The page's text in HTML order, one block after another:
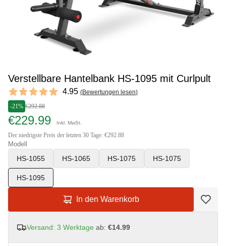
Verstellbare Hantelbank HS-1095 mit Curlpult
Reviews
4.95 out of 5 stars 4.95 (Bewertungen lesen)
-21% €292.88
€229.99 Inkl. MwSt.
Der niedrigste Preis der letzten 30 Tage: €292.88
Modell
HS-1055 HS-1065 HS-1075 HS-1075
HS-1095
In den Warenkorb
Versand: 3 Werktage ab: €14.99